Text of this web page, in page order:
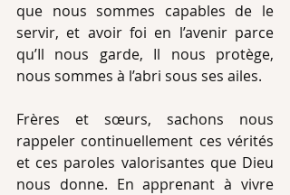
que nous sommes capables de le
servir, et avoir foi en l’avenir parce
qu’Il nous garde, Il nous protège,
nous sommes à l’abri sous ses ailes.
Frères et sœurs, sachons nous
rappeler continuellement ces vérités
et ces paroles valorisantes que Dieu
nous donne. En apprenant à vivre